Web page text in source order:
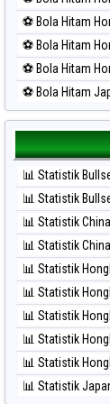
⚽ Bola Merah
⚽ Bola Merah
⚽ Bola Merah
⚽ Bola Merah
⚽ Bola Merah
⚽ Bola Merah
⚽ Bola Merah
⚽ Bola Hitam
⚽ Bola Hitam
⚽ Bola Hitam
⚽ Bola Hitam
⚽ Bola Hitam
⚽ Bola Hitam
⚽ Bola Hitam
⚽ Bola Hitam
⚽ Bola Hitam
⚽ Bola Hitam
⚽ Bola Hitam
⚽ Bola Hitam
⚽ Bola Hitam
⚽ Bola Hitam
⚽ Bola Hitam
⚽ Bola Hitam
⚽ Bola Hitam
📊 Statistik
📊 Statistik
📊 Statistik
📊 Statistik
📊 Statistik
📊 Statistik
📊 Statistik
📊 Statistik
📊 Statistik
📊 Statistik